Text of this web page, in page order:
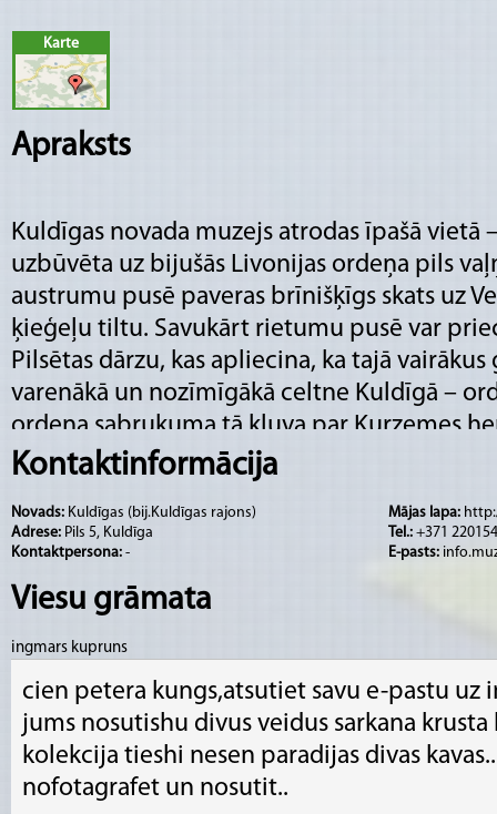
Karte
Apraksts
Kuldīgas novada muzejs atrodas īpašā vietā
uzbūvēta uz bijušās Livonijas ordeņa pils
austrumu pusē paveras brīnišķīgs skats uz
ķieģeļu tiltu. Savukārt rietumu pusē var
Pilsētas dārzu, kas apliecina, ka tajā
varenākā un nozīmīgākā celtne Kuldīgā –
ordeņa sabrukuma tā kļuva par Kurzemes
gadā šeit dzimis hercogs Jēkabs Ketlers
valdījis no 1642. līdz 1682. gadam).
Kontaktinformācija
Novads: Kuldīgas (bij.Kuldīgas rajons)
Adrese: Pils 5, Kuldīga
Kontaktpersona: -
Mājas lapa:
Tel.: +371
E-pasts:
Viesu grāmata
ingmars kupruns
cien petera kungs,atsutiet savu e-pastu uz
jums nosutishu divus veidus sarkana
kolekcija tieshi nesen paradijas divas
nofotagrafet un nosutit..